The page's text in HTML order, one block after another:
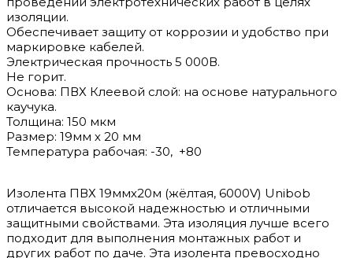
изоляции.
Обеспечивает защиту от коррозии и удобство при
маркировке кабелей.
Электрическая прочность 5 000В.
Не горит.
Основа: ПВХ Клеевой слой: на основе натурального
каучука.
Толщина: 150 мкм
Размер: 19мм х 20 мм
Температура рабочая: -30, +80
Изолента ПВХ 19ммх20м (жёлтая, 6000V) Unibob
отличается высокой надежностью и отличными
защитными свойствами. Эта изоляция лучше всего
подходит для выполнения монтажных работ и
других работ по даче. Эта изолента превосходно